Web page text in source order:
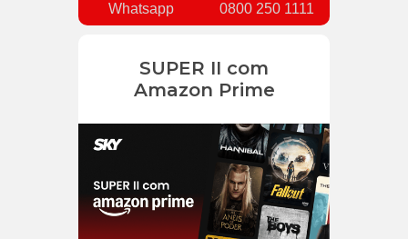
Whatsapp 0800 250 1111
SUPER II com
Amazon Prime